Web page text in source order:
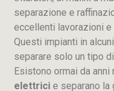
separazione e
eccellenti lavorazioni
Questi impianti in
separare solo un tipo
Esistono ormai da anni
elettrici e separano la